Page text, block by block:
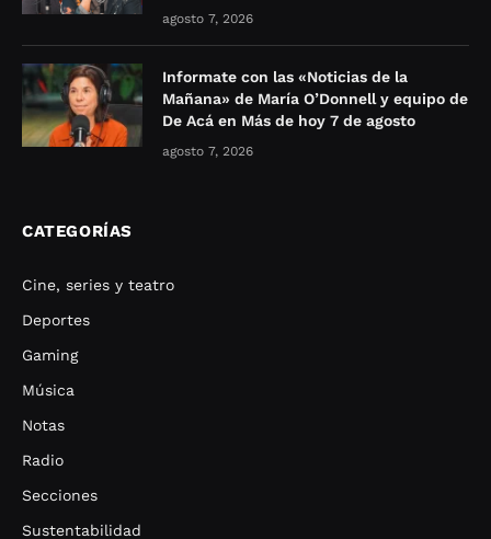
agosto 7, 2026
Informate con las «Noticias de la
Mañana» de María O’Donnell y equipo de
De Acá en Más de hoy 7 de agosto
agosto 7, 2026
CATEGORÍAS
Cine, series y teatro
Deportes
Gaming
Música
Notas
Radio
Secciones
Sustentabilidad